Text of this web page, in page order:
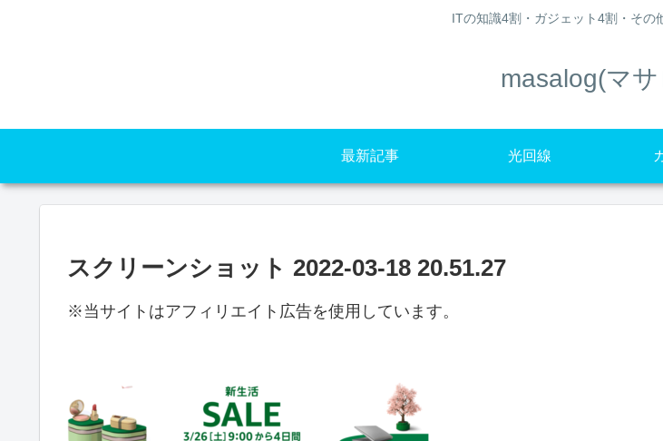
ITの知識4割・ガジェット4割・その
masalog(マ
最新記事 光回線
スクリーンショット 2022-03-18 20.51.27
※当サイトはアフィリエイト広告を使用しています。